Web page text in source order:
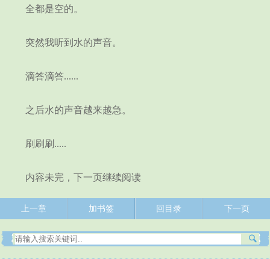
全都是空的。
突然我听到水的声音。
滴答滴答......
之后水的声音越来越急。
刷刷刷.....
内容未完，下一页继续阅读
上一章 加书签 回目录 下一页